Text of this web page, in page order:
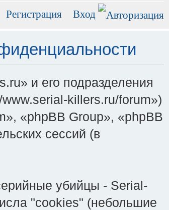
Регистрация Вход
и его подразделения
killers.ru/forum»)
«phpBB Group», «phpBB
сессий (в
убийцы - Serial-
"cookies" (небольшие